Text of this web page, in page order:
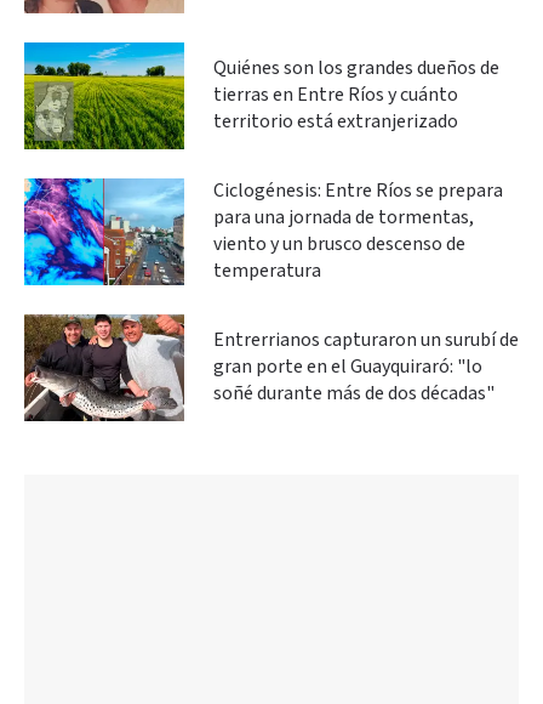
Quiénes son los grandes dueños de
tierras en Entre Ríos y cuánto
territorio está extranjerizado
Ciclogénesis: Entre Ríos se prepara
para una jornada de tormentas,
viento y un brusco descenso de
temperatura
Entrerrianos capturaron un surubí de
gran porte en el Guayquiraró: "lo
soñé durante más de dos décadas"